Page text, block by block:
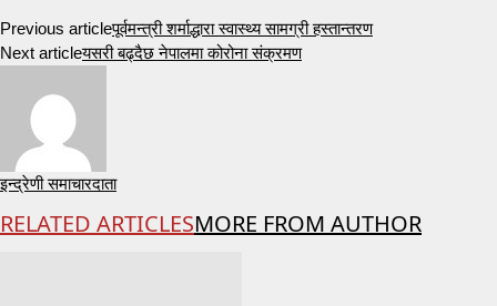
Previous articleपूर्वमन्त्री शर्माद्धारा स्वास्थ्य सामग्री हस्तान्तरण
Next articleयसरी बढ्दैछ नेपालमा कोरोना संक्रमण
इन्द्रेणी समाचारदाता
RELATED ARTICLESMORE FROM AUTHOR